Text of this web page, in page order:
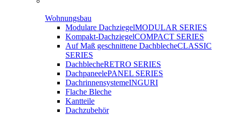
Wohnungsbau
Modulare DachziegelMODULAR SERIES
Kompakt-DachziegelCOMPACT SERIES
Auf Maß geschnittene DachblecheCLASSIC
SERIES
DachblecheRETRO SERIES
DachpaneelePANEL SERIES
DachrinnensystemeINGURI
Flache Bleche
Kantteile
Dachzubehör